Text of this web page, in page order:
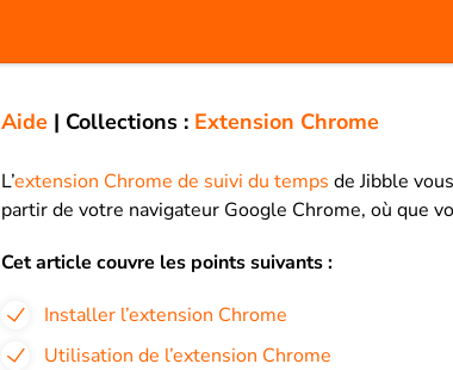
Aide | Collections : Extension Chrome
L’extension Chrome de suivi du temps de Jibble
partir de votre navigateur Google Chrome, où que
Cet article couvre les points suivants :
Installer l’extension Chrome
Utilisation de l’extension Chrome